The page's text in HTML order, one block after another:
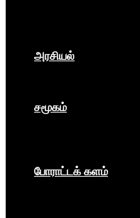
அரசியல்
சமூகம்
போராட்டக் களம்